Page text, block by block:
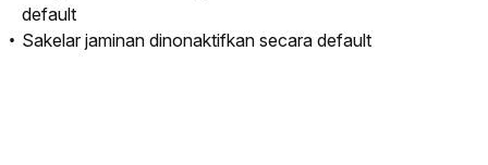
default
Sakelar jaminan dinonaktifkan secara default